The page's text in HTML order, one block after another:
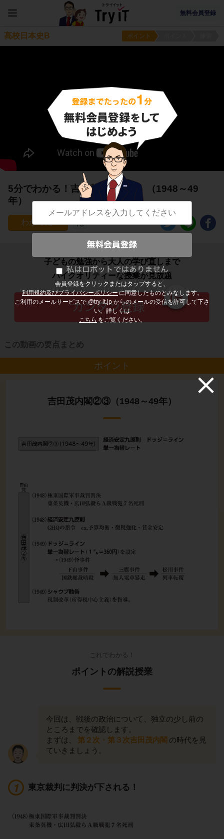
無料会員登録
会員登録をクリックまたはタップすると、
利用規約及びプライバシーポリシーに同意したものとみなします。
ご利用のメールサービスで @try-it.jp からのメールの受信を許可して下さ
い。詳しくは
こちら をご覧ください。
高校日本史B ポイント
5分でわかる！吉田茂内閣②③ （1948～49
年）
78
子どもの勉強から大人の学び直しまで
ハイクオリティーな授業が見放題
この動画の要点まとめ
ポイント
吉田茂内閣②③（1948～49年）
これでわかる！
ポイントの解説授業
今回は、戦後の政治について、独立の少し前の
ところまでを確認します。
まずは、
第２次・第３次吉田茂内閣 の時代を見
ていきましょう。
東京裁判に判決が下される！